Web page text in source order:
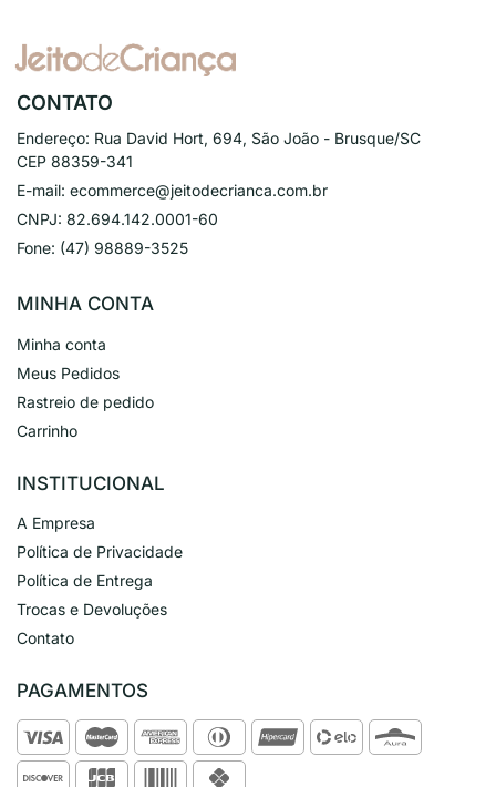
CONTATO
Endereço: Rua David Hort, 694, São João - Brusque/SC
CEP 88359-341
E-mail: ecommerce@jeitodecrianca.com.br
CNPJ: 82.694.142.0001-60
Fone: (47) 98889-3525
MINHA CONTA
Minha conta
Meus Pedidos
Rastreio de pedido
Carrinho
INSTITUCIONAL
A Empresa
Política de Privacidade
Política de Entrega
Trocas e Devoluções
Contato
PAGAMENTOS